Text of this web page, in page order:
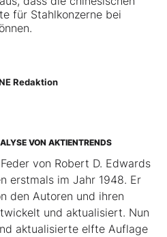
für Stahlkonzerne bei
Redaktion
VON AKTIENTRENDS
von Robert D. Edwards
erstmals im Jahr 1948. Er
den Autoren und ihren
und aktualisiert. Nun
aktualisierte elfte Auflage